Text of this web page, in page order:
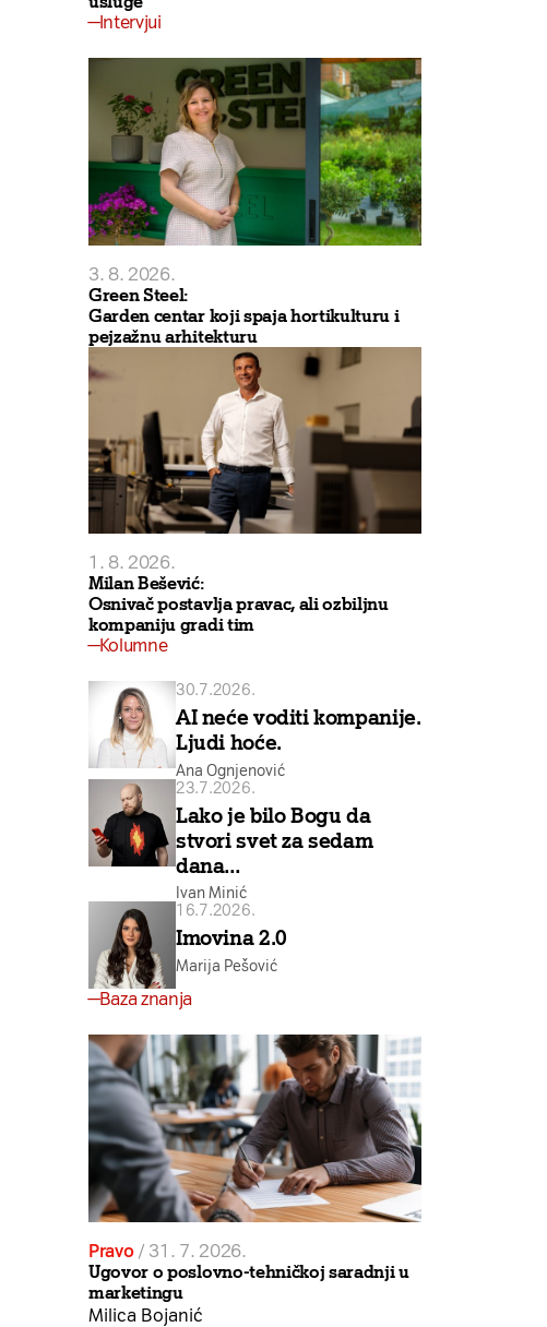
Intervjui
3. 8. 2026.
Green Steel:
Garden centar koji spaja hortikulturu i
pejzažnu arhitekturu
1. 8. 2026.
Milan Bešević:
Osnivač postavlja pravac, ali ozbiljnu
kompaniju gradi tim
Kolumne
30.7.2026.
AI neće voditi kompanije.
Ljudi hoće.
Ana Ognjenović
23.7.2026.
Lako je bilo Bogu da
stvori svet za sedam
dana…
Ivan Minić
16.7.2026.
Imovina 2.0
Marija Pešović
Baza znanja
Pravo / 31. 7. 2026.
Ugovor o poslovno-tehničkoj saradnji u
marketingu
Milica Bojanić